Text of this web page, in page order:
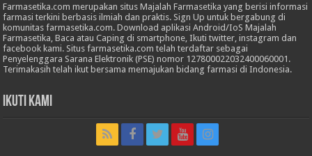
Farmasetika.com merupakan situs Majalah Farmasetika yang berisi informasi
farmasi terkini berbasis ilmiah dan praktis. Sign Up untuk bergabung di
komunitas farmasetika.com. Download aplikasi Android/IoS Majalah
Farmasetika, Baca atau Caping di smartphone, Ikuti twitter, instagram dan
facebook kami. Situs farmasetika.com telah terdaftar sebagai
Penyelenggara Sarana Elektronik (PSE) nomor 127800022032400060001.
Terimakasih telah ikut bersama memajukan bidang farmasi di Indonesia.
Ikuti Kami